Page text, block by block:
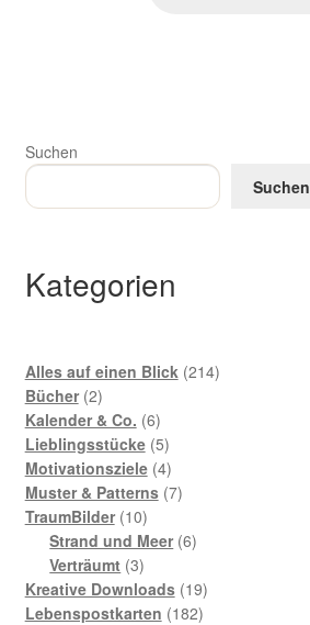
Suchen
Suchen
Kategorien
Alles auf einen Blick 214214
Bücher 22
Produkte
Kalender & Co. 66
Produkte
Lieblingsstücke 55
Produkte
Motivationsziele 44
Produkte
Muster & Patterns 77
TraumBilder 1010
Produkte
Strand und Meer 66
Verträumt 33
Produkte
Kreative Downloads 1919
Produkte
Lebenspostkarten 182182